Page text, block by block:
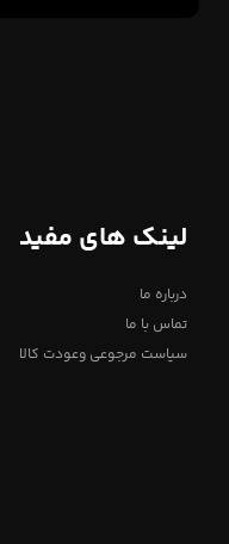
لینک های مفید
درباره ما
تماس با ما
سیاست مرجوعی وعودت کالا